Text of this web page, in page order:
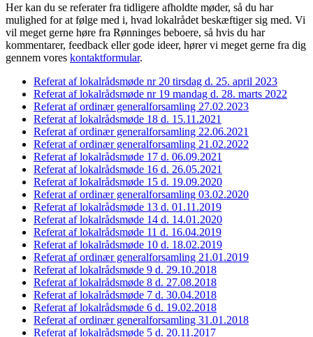
Her kan du se referater fra tidligere afholdte møder, så du har
mulighed for at følge med i, hvad lokalrådet beskæftiger sig med. Vi
vil meget gerne høre fra Rønninges beboere, så hvis du har
kommentarer, feedback eller gode ideer, hører vi meget gerne fra dig
gennem vores kontaktformular.
Referat af lokalrådsmøde nr 20 tirsdag d. 25. april 2023
Referat af lokalrådsmøde nr 19 mandag d. 28. marts 2022
Referat af ordinær generalforsamling 27.02.2023
Referat af lokalrådsmøde 18 d. 15.11.2021
Referat af ordinær generalforsamling 22.06.2021
Referat af ordinær generalforsamling 21.02.2022
Referat af lokalrådsmøde 17 d. 06.09.2021
Referat af lokalrådsmøde 16 d. 26.05.2021
Referat af lokalrådsmøde 15 d. 19.09.2020
Referat af ordinær generalforsamling 03.02.2020
Referat af lokalrådsmøde 13 d. 01.11.2019
Referat af lokalrådsmøde 14 d. 14.01.2020
Referat af lokalrådsmøde 11 d. 16.04.2019
Referat af lokalrådsmøde 10 d. 18.02.2019
Referat af ordinær generalforsamling 21.01.2019
Referat af lokalrådsmøde 9 d. 29.10.2018
Referat af lokalrådsmøde 8 d. 27.08.2018
Referat af lokalrådsmøde 7 d. 30.04.2018
Referat af lokalrådsmøde 6 d. 19.02.2018
Referat af ordinær generalforsamling 31.01.2018
Referat af lokalrådsmøde 5 d. 20.11.2017